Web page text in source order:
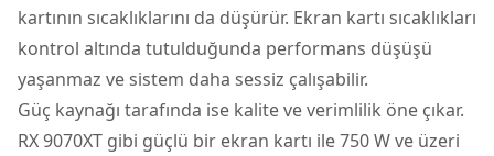
kartının sıcaklıklarını da düşürür. Ekran kartı sıcaklıkları
kontrol altında tutulduğunda performans düşüşü
yaşanmaz ve sistem daha sessiz çalışabilir.
Güç kaynağı tarafında ise kalite ve verimlilik öne çıkar.
RX 9070XT gibi güçlü bir ekran kartı ile 750 W ve üzeri